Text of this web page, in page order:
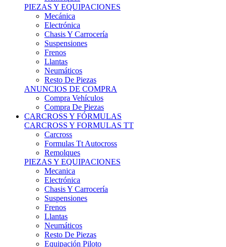
PIEZAS Y EQUIPACIONES
Mecánica
Electrónica
Chasis Y Carrocería
Suspensiones
Frenos
Llantas
Neumáticos
Resto De Piezas
ANUNCIOS DE COMPRA
Compra Vehículos
Compra De Piezas
CARCROSS Y FÓRMULAS
CARCROSS Y FORMULAS TT
Carcross
Formulas Tt Autocross
Remolques
PIEZAS Y EQUIPACIONES
Mecanica
Electrónica
Chasis Y Carrocería
Suspensiones
Frenos
Llantas
Neumáticos
Resto De Piezas
Equipación Piloto